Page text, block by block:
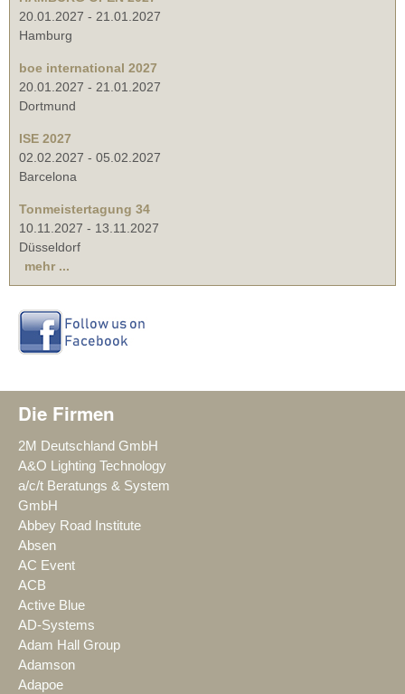
20.01.2027 - 21.01.2027
Hamburg
boe international 2027
20.01.2027 - 21.01.2027
Dortmund
ISE 2027
02.02.2027 - 05.02.2027
Barcelona
Tonmeistertagung 34
10.11.2027 - 13.11.2027
Düsseldorf
mehr ...
Die Firmen
2M Deutschland GmbH
A&O Lighting Technology
a/c/t Beratungs & System
GmbH
Abbey Road Institute
Absen
AC Event
ACB
Active Blue
AD-Systems
Adam Hall Group
Adamson
Adapoe